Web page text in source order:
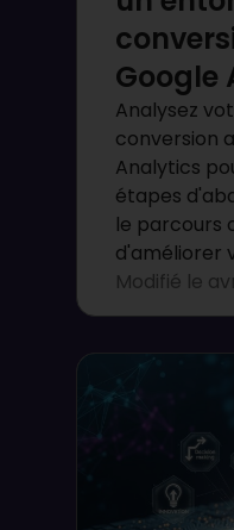
Google
Analysez
conversion
Analytics
étapes
le parcours
d'améliorer
Modifié le